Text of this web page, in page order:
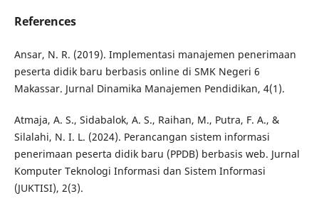
References
Ansar, N. R. (2019). Implementasi manajemen penerimaan
peserta didik baru berbasis online di SMK Negeri 6
Makassar. Jurnal Dinamika Manajemen Pendidikan, 4(1).
Atmaja, A. S., Sidabalok, A. S., Raihan, M., Putra, F. A., &
Silalahi, N. I. L. (2024). Perancangan sistem informasi
penerimaan peserta didik baru (PPDB) berbasis web. Jurnal
Komputer Teknologi Informasi dan Sistem Informasi
(JUKTISI), 2(3).